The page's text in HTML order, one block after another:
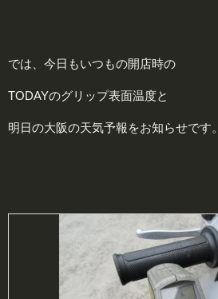
では、今日もいつもの開店時の
TODAYのグリップ表面温度と
明日の大阪の天気予報をお知らせです。